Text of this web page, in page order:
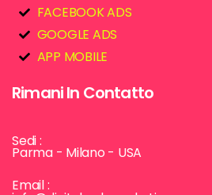
FACEBOOK ADS
GOOGLE ADS
APP MOBILE
Rimani In Contatto
Sedi :
Parma - Milano - USA
Email :